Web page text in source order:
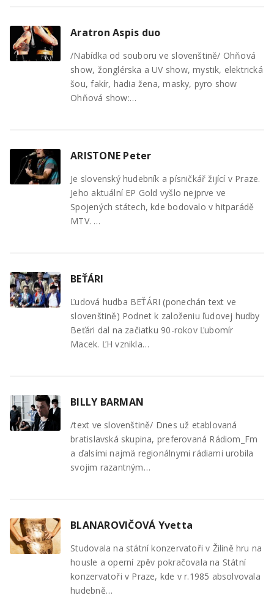
Aratron Aspis duo
/Nabídka od souboru ve slovenštině/ Ohňová
show, žonglérska a UV show, mystik, elektrická
šou, fakír, hadia žena, masky, pyro show
Ohňová show:…
ARISTONE Peter
Je slovenský hudebník a písničkář žijící v Praze.
Jeho aktuální EP Gold vyšlo nejprve ve
Spojených státech, kde bodovalo v hitparádě
MTV. …
BEŤÁRI
Ľudová hudba BEŤÁRI (ponechán text ve
slovenštině) Podnet k založeniu ľudovej hudby
Beťári dal na začiatku 90-rokov Ľubomír
Macek. ĽH vznikla…
BILLY BARMAN
/text ve slovenštině/ Dnes už etablovaná
bratislavská skupina, preferovaná Rádiom_Fm
a ďalsími najmä regionálnymi rádiami urobila
svojim razantným…
BLANAROVIČOVÁ Yvetta
Studovala na státní konzervatoři v Žilině hru na
housle a operní zpěv pokračovala na Státní
konzervatoři v Praze, kde v r.1985 absolvovala
hudebně…